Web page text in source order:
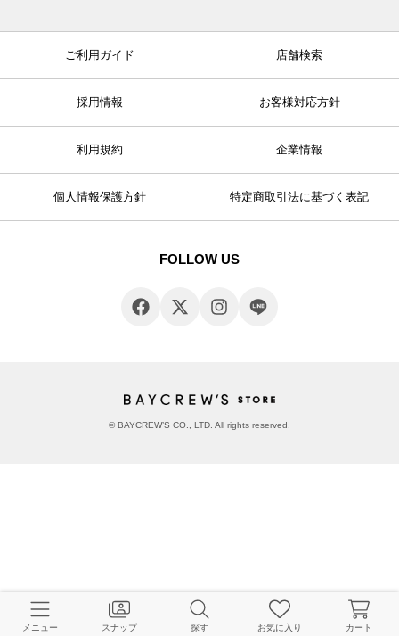
ご利用ガイド 店舗検索
採用情報 お客様対応方針
利用規約 企業情報
個人情報保護方針 特定商取引法に基づく表記
FOLLOW US
© BAYCREW’S CO., LTD. All rights reserved.
メニュー スナップ 探す お気に入り カート